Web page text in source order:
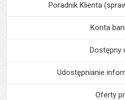
Poradnik Klienta
Konta
Dostępny
Udostępnianie
Oferty